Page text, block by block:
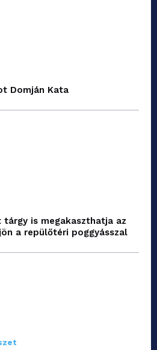
Domján Kata
is megakaszthatja az
a repülőtéri poggyásszal